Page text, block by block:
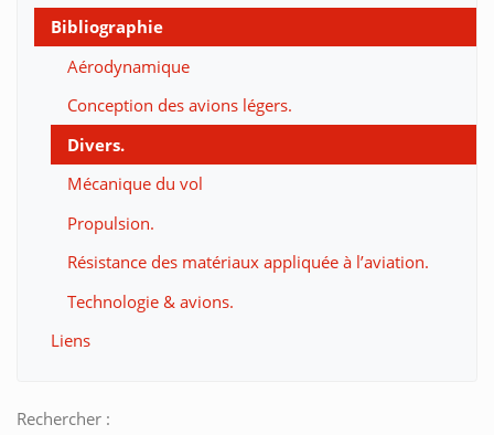
Bibliographie
Aérodynamique
Conception des avions légers.
Divers.
Mécanique du vol
Propulsion.
Résistance des matériaux appliquée à l’aviation.
Technologie & avions.
Liens
Rechercher :